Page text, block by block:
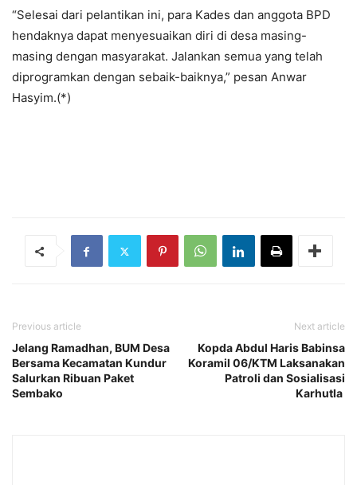
“Selesai dari pelantikan ini, para Kades dan anggota BPD
hendaknya dapat menyesuaikan diri di desa masing-
masing dengan masyarakat. Jalankan semua yang telah
diprogramkan dengan sebaik-baiknya,” pesan Anwar
Hasyim.(*)
Previous article
Jelang Ramadhan, BUM Desa
Bersama Kecamatan Kundur
Salurkan Ribuan Paket
Sembako
Next article
Kopda Abdul Haris Babinsa
Koramil 06/KTM Laksanakan
Patroli dan Sosialisasi
Karhutla